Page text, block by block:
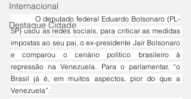
Internacional
Destaque Cidade
SP) usou as redes sociais, para criticar as medidas
impostas ao seu pai, o ex-presidente Jair Bolsonaro
e comparou o cenário político brasileiro à
repressão na Venezuela. Para o parlamentar, “o
Brasil já é, em muitos aspectos, pior do que a
Venezuela”.